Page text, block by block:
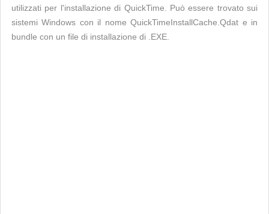
utilizzati per l'installazione di QuickTime. Può essere trovato sui
sistemi Windows con il nome QuickTimeInstallCache.Qdat e in
bundle con un file di installazione di .EXE.